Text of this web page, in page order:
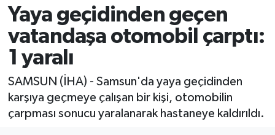
Yaya geçidinden geçen
vatandaşa otomobil çarptı:
1 yaralı
SAMSUN (İHA) - Samsun'da yaya geçidinden
karşıya geçmeye çalışan bir kişi, otomobilin
çarpması sonucu yaralanarak hastaneye kaldırıldı.
Rize Jandarma Komutanlığı
Bilim Teknoloji
Advertising news
Süper Lig Puan Durumu ve Fikstür
Tüm Manşetler
Haber Arşivi